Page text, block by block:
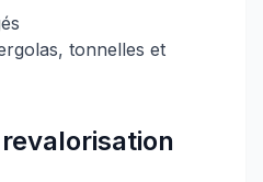
tonnelles et